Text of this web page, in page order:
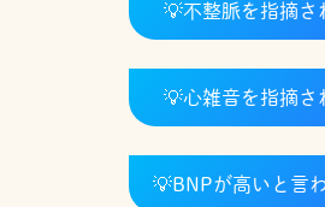
💡不整脈を指摘さ
💡心雑音を指摘さ
💡BNPが高いと言